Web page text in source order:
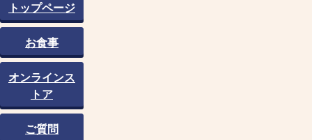
トップページ
お食事
オンラインス
トア
ご質問